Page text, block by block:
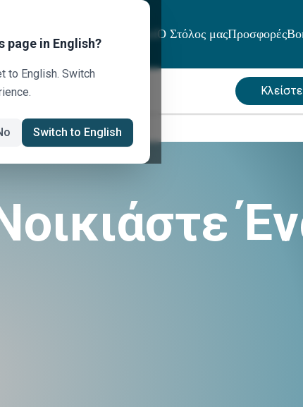
Σχετικά με εμάς ΠροορισμοίΟ Στόλος μαςΠροσφορές
page in English?
to English. Switch
Switch to English